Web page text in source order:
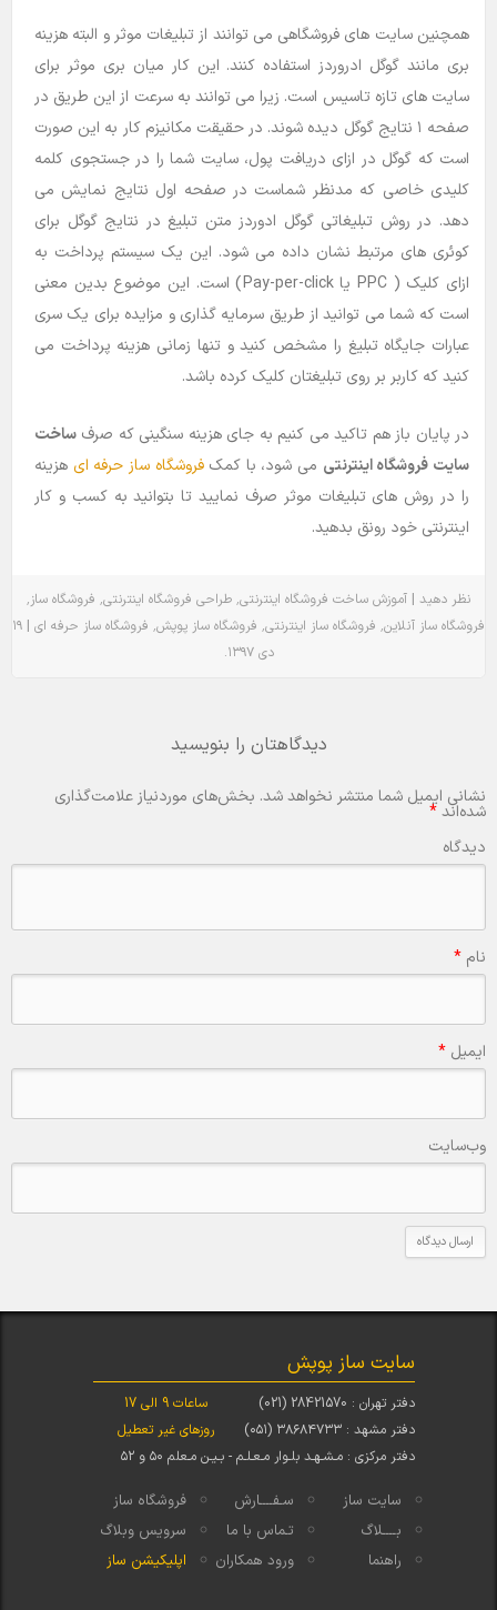
همچنین سایت های فروشگاهی می توانند از تبلیغات موثر و البته هزینه
بری مانند گوگل ادروردز استفاده کنند. این کار میان بری موثر برای
سایت های تازه تاسیس است. زیرا می توانند به سرعت از این طریق در
صفحه ۱ نتایج گوگل دیده شوند. در حقیقت مکانیزم کار به این صورت
است که گوگل در ازای دریافت پول، سایت شما را در جستجوی کلمه
کلیدی خاصی که مدنظر شماست در صفحه اول نتایج نمایش می
دهد. در روش تبلیغاتی گوگل ادوردز متن تبلیغ در نتایج گوگل برای
کوئری های مرتبط نشان داده می شود. این یک سیستم پرداخت به
ازای کلیک ( PPC یا Pay-per-click) است. این موضوع بدین معنی
است که شما می توانید از طریق سرمایه گذاری و مزایده برای یک سری
عبارات جایگاه تبلیغ را مشخص کنید و تنها زمانی هزینه پرداخت می
کنید که کاربر بر روی تبلیغتان کلیک کرده باشد.
در پایان باز هم تاکید می کنیم به جای هزینه سنگینی که صرف ساخت
سایت فروشگاه اینترنتی می شود، با کمکفروشگاه ساز حرفه ای هزینه
را در روش های تبلیغات موثر صرف نمایید تا بتوانید به کسب و کار
اینترنتی خود رونق بدهید.
نظر دهید | آموزش ساخت فروشگاه اینترنتی٬ طراحی فروشگاه اینترنتی٬ فروشگاه ساز٬
فروشگاه ساز آنلاین٬ فروشگاه ساز اینترنتی٬ فروشگاه ساز پوپش٬ فروشگاه ساز حرفه ای | ۱۹
دی ۱۳۹۷
.
دیدگاهتان را بنویسید
نشانی ایمیل شما منتشر نخواهد شد. بخش‌های موردنیاز علامت‌گذاری
شده‌اند*
دیدگاه
نام *
ایمیل *
وب‌سایت
سایت ساز پوپش
دفتر تهران : 28421570 (021)
دفتر مشهد : ۳۸۶۸۴۷۳۳ (۰۵۱)
ساعات 9 الی 17
روزهای غیر تعطیل
دفتر مرکزی : مـشـهـد بلـوار مـعـلـم - بـیـن مـعلم ۵۰ و ۵۲
سایت ساز سـفــــارش
فروشگاه ساز
بــــلاگ
تـماس با ما
سرویس وبلاگ
راهنما
ورود همکاران اپلیکیشن ساز